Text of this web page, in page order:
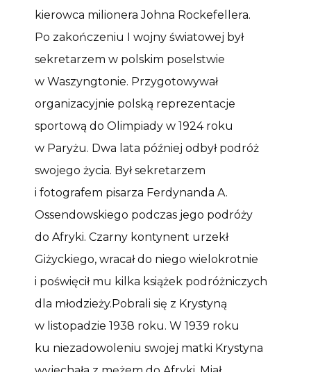
kierowca milionera Johna Rockefellera.
Po zakończeniu I wojny światowej był
sekretarzem w polskim poselstwie
w Waszyngtonie. Przygotowywał
organizacyjnie polską reprezentacje
sportową do Olimpiady w 1924 roku
w Paryżu. Dwa lata później odbył podróż
swojego życia. Był sekretarzem
i fotografem pisarza Ferdynanda A.
Ossendowskiego podczas jego podróży
do Afryki. Czarny kontynent urzekł
Giżyckiego, wracał do niego wielokrotnie
i poświęcił mu kilka książek podróżniczych
dla młodzieży.Pobrali się z Krystyną
w listopadzie 1938 roku. W 1939 roku
ku niezadowoleniu swojej matki Krystyna